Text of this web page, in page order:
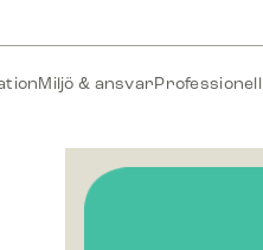
Miljö & ansvarProfessionell